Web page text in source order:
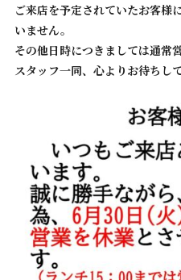
ご来店を予定されていたお客様
いません。
その他日時につきましては通常
スタッフ一同、心よりお待ちし